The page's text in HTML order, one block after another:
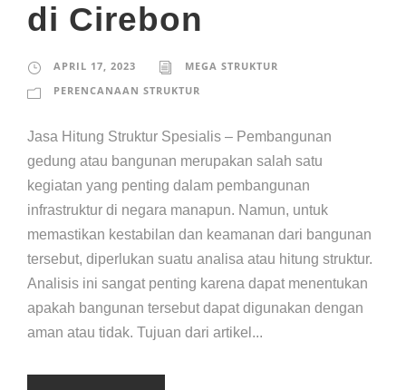
di Cirebon
APRIL 17, 2023
MEGA STRUKTUR
PERENCANAAN STRUKTUR
Jasa Hitung Struktur Spesialis – Pembangunan
gedung atau bangunan merupakan salah satu
kegiatan yang penting dalam pembangunan
infrastruktur di negara manapun. Namun, untuk
memastikan kestabilan dan keamanan dari bangunan
tersebut, diperlukan suatu analisa atau hitung struktur.
Analisis ini sangat penting karena dapat menentukan
apakah bangunan tersebut dapat digunakan dengan
aman atau tidak. Tujuan dari artikel...